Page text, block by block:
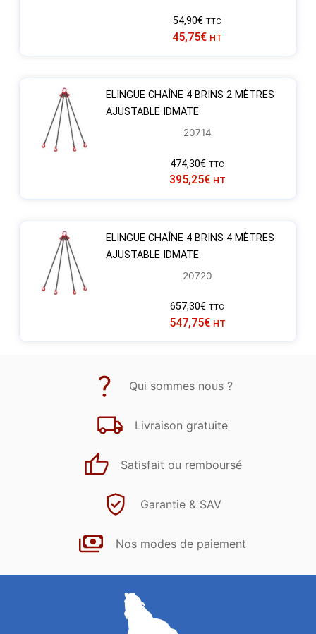
54,90€ TTC
45,75€ HT
ELINGUE CHAÎNE 4 BRINS 2 MÈTRES
AJUSTABLE IDMATE
20714
474,30€ TTC
395,25€ HT
ELINGUE CHAÎNE 4 BRINS 4 MÈTRES
AJUSTABLE IDMATE
20720
657,30€ TTC
547,75€ HT
Qui sommes nous ?
Livraison gratuite
Satisfait ou remboursé
Garantie & SAV
Nos modes de paiement